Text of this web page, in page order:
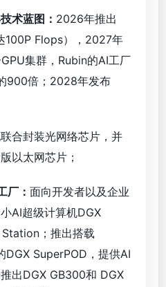
术蓝图： 2026年推出
100P Flops），2027年
集群，Rubin的AI工厂
900倍；2028年发布
合封装光网络芯片，并
以太网芯片；
厂： 面向开发者以及企业
AI超级计算机DGX
；推出搭载
SuperPOD，提供AI
出DGX GB300和 DGX